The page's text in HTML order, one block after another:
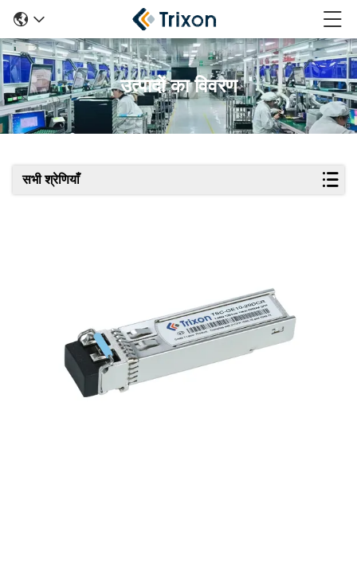
उत्पादों का विवरण
सभी श्रेणियाँ